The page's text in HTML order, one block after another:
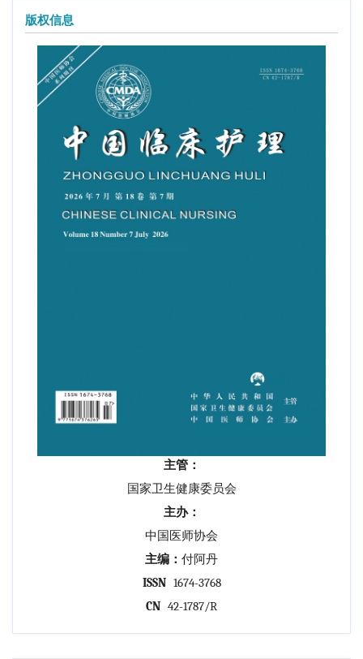
黄程, 田春凤, 李涵, 卢铁霞, 刘茜
2026, 18(7): 456-461. https://doi.org/10.3969/j.issn.1674-
3768.2026.07.013
摘要(
患者的护理
版权信息
主管：
国家卫生健康委员会
主办：
中国医师协会
主编： 付阿丹
ISSN1674-3768
CN 42-1787/R